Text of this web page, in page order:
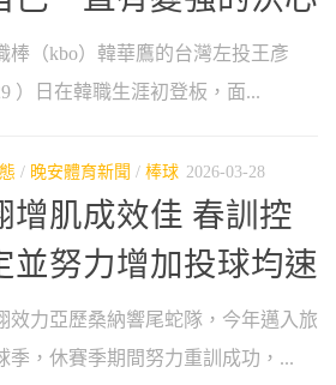
棒（kbo）韓華鷹的台灣左投王彥
）日在韓職生涯初登板，面...
/ 晚安體育新聞 / 棒球 2026-03-28
增肌成效佳 春訓控
並努力增加投球均速
效力亞歷桑納響尾蛇隊，今年邁入旅
季，休賽季期間努力重訓成功，...